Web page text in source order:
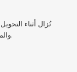
والمخرجات تُمسح خلال 24 ساعة.